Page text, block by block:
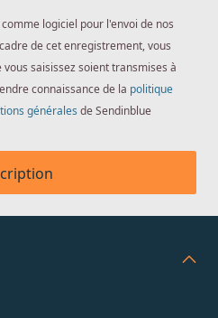
logiciel pour l'envoi de nos
de cet enregistrement, vous
saisissez soient transmises à
connaissance de la politique
générales de Sendinblue